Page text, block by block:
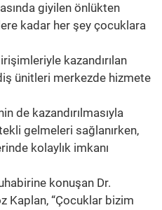
giyilen önlükten
kadar her şey çocuklara
kazandırılan
ünitleri merkezde hizmete
de kazandırılmasıyla
gelmeleri sağlanırken,
kolaylık imkanı
konuşan Dr.
Kaplan, “Çocuklar bizim